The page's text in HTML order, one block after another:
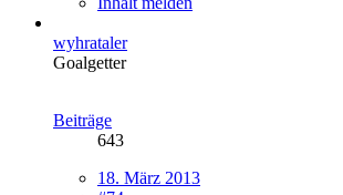
wyhrataler
Goalgetter
Beiträge
643
18. März 2013